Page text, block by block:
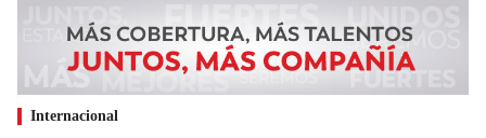
Internacional